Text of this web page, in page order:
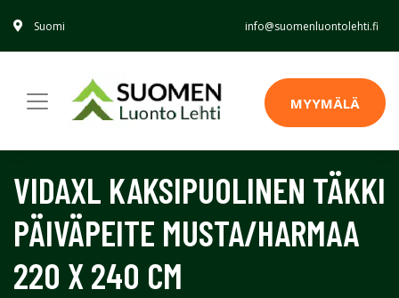
Suomi info@suomenluontolehti.fi
MYYMÄLÄ
VIDAXL KAKSIPUOLINEN TÄKKI
PÄIVÄPEITE MUSTA/HARMAA
220 X 240 CM